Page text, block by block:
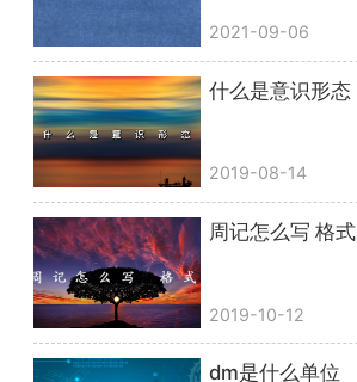
2021-09-06
什么是意识形态
2019-08-14
周记怎么写 格式
2019-10-12
dm是什么单位